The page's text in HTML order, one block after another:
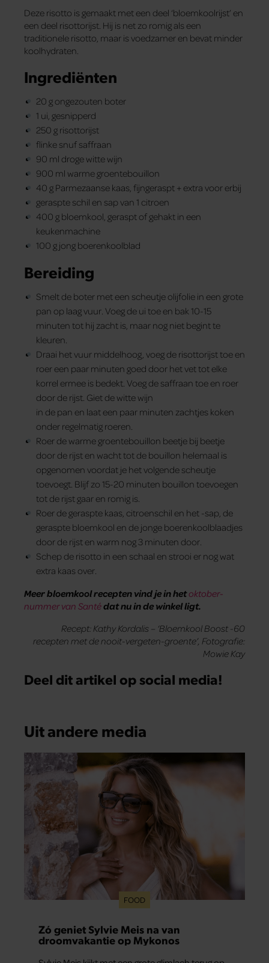
Deze risotto is gemaakt met een deel ‘bloemkoolrijst’ en
een deel risottorijst. Hij is net zo romig als een
traditionele risotto, maar is voedzamer en bevat minder
koolhydraten.
Ingrediënten
20 g ongezouten boter
1 ui, gesnipperd
250 g risottorijst
flinke snuf saffraan
90 ml droge witte wijn
900 ml warme groentebouillon
40 g Parmezaanse kaas, fijngeraspt + extra voor erbij
geraspte schil en sap van 1 citroen
400 g bloemkool, geraspt of gehakt in een
keukenmachine
100 g jong boerenkoolblad
Bereiding
Smelt de boter met een scheutje olijfolie in een grote
pan op laag vuur. Voeg de ui toe en bak 10-15
minuten tot hij zacht is, maar nog niet begint te
kleuren.
Draai het vuur middelhoog, voeg de risottorijst toe en
roer een paar minuten goed door het vet tot elke
korrel ermee is bedekt. Voeg de saffraan toe en roer
door de rijst. Giet de witte wijn
in de pan en laat een paar minuten zachtjes koken
onder regelmatig roeren.
Roer de warme groentebouillon beetje bij beetje
door de rijst en wacht tot de bouillon helemaal is
opgenomen voordat je het volgende scheutje
toevoegt. Blijf zo 15-20 minuten bouillon toevoegen
tot de rijst gaar en romig is.
Roer de geraspte kaas, citroenschil en het -sap, de
geraspte bloemkool en de jonge boerenkoolblaadjes
door de rijst en warm nog 3 minuten door.
Schep de risotto in een schaal en strooi er nog wat
extra kaas over.
Meer bloemkool recepten vind je in hetoktober-
nummer van Santédat nu in de winkel ligt.
Recept: Kathy Kordalis – ‘Bloemkool Boost -60
recepten met de nooit-vergeten-groente’, Fotografie:
Mowie Kay
Deel dit artikel op social media!
Uit andere media
FOOD
Zó geniet Sylvie Meis na van
droomvakantie op Mykonos